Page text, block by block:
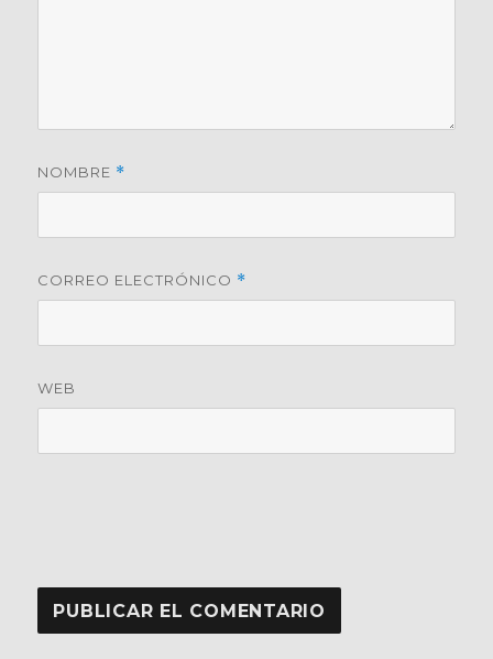
NOMBRE *
CORREO ELECTRÓNICO *
WEB